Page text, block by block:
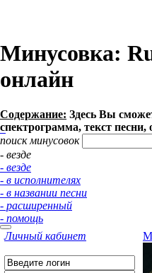
Минусовка:
онлайн
Содержание: Здесь Вы
спектрограмма, текст
поиск минусовок
- везде
- везде
- в исполнителях
- в названии песни
- расширенный
- помощь
Личный кабинет